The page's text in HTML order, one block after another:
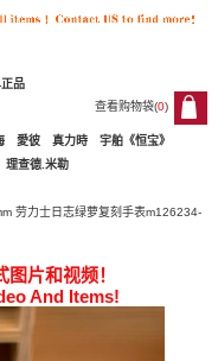
品
查看购物袋(0)
0
愛彼 真力時
宇舶《恒宝》
理查德.米勒
劳力士日志绿萝复刻手表m126234-
片和视频！
And Items!